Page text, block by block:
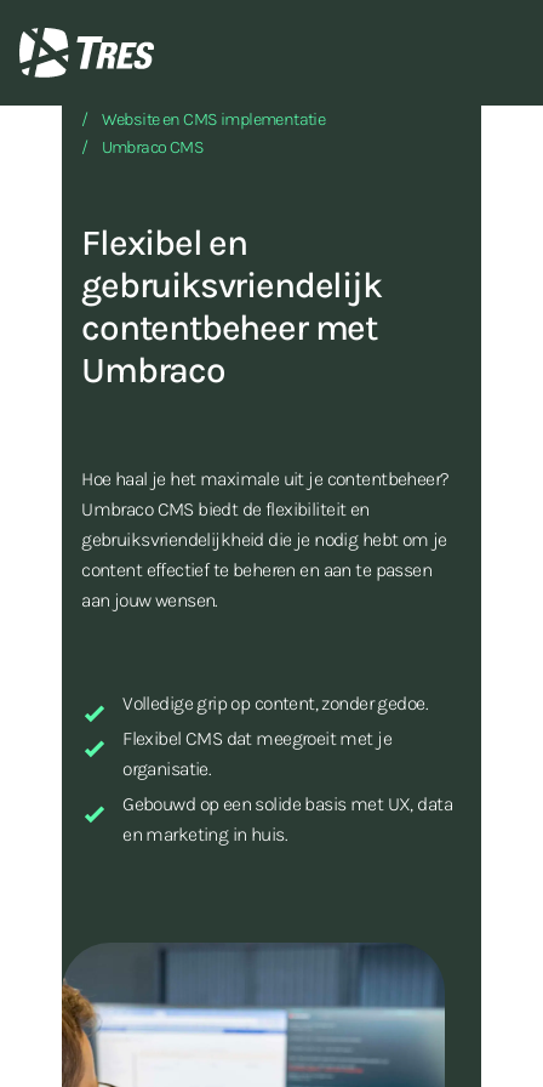
Website en CMS implementatie
Umbraco CMS
Flexibel en
gebruiksvriendelijk
contentbeheer met
Umbraco
Hoe haal je het maximale uit je contentbeheer?
Umbraco CMS biedt de flexibiliteit en
gebruiksvriendelijkheid die je nodig hebt om je
content effectief te beheren en aan te passen
aan jouw wensen.
Volledige grip op content, zonder gedoe.
Flexibel CMS dat meegroeit met je
organisatie.
Gebouwd op een solide basis met UX, data
en marketing in huis.